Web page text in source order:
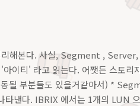
리해본다. 사실, Segment ,
이티' 라고 읽는다. 어쨋든 스토리
될 부분들도 있을거같아서) *
낸다. IBRIX 에서는 1개의 LUN